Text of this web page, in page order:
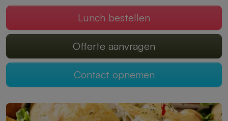
Lunch bestellen
Offerte aanvragen
Contact opnemen